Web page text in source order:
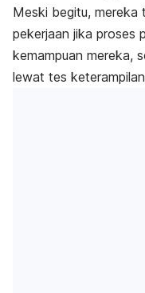
Meski begitu, mereka
pekerjaan jika proses
kemampuan mereka,
lewat tes